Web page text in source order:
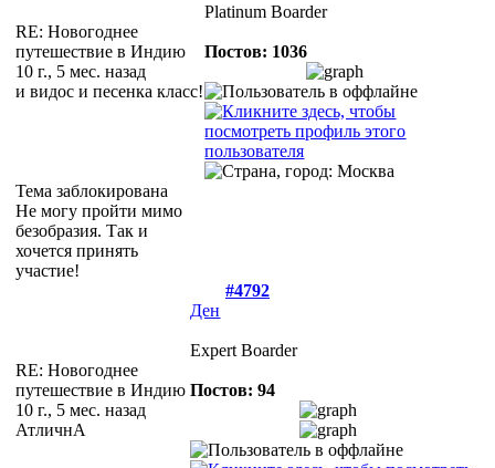
RE: Новогоднее
путешествие в Индию
10 г., 5 мес. назад
и видос и песенка класс!
Platinum Boarder
Постов: 1036
Тема заблокирована
Не могу пройти мимо
безобразия. Так и
хочется принять
участие!
#4792
RE: Новогоднее
путешествие в Индию
10 г., 5 мес. назад
АтличнА
Ден
Expert Boarder
Постов: 94